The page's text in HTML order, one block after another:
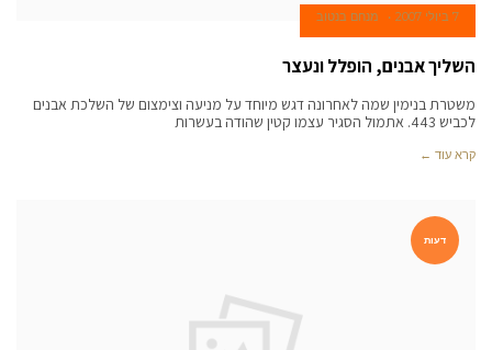
7 ביולי 2007 מנחם בנטוב
השליך אבנים, הופלל ונעצר
משטרת בנימין שמה לאחרונה דגש מיוחד על מניעה וצימצום של השלכת אבנים
לכביש 443. אתמול הסגיר עצמו קטין שהודה בעשרות
קרא עוד ←
דעות